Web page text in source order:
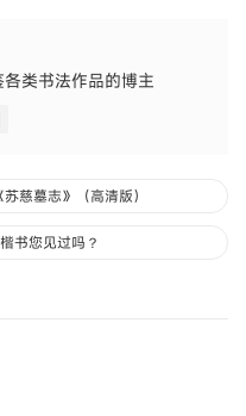
类书法作品的博主
慈墓志》（高清版）
书您见过吗？